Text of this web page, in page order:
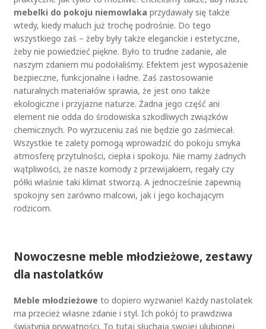
mebelki do pokoju niemowlaka przydawały się także
wtedy, kiedy maluch już trochę podrośnie. Do tego
wszystkiego zaś – żeby były także eleganckie i estetyczne,
żeby nie powiedzieć piękne. Było to trudne zadanie, ale
naszym zdaniem mu podołaliśmy. Efektem jest wyposażenie
bezpieczne, funkcjonalne i ładne. Zaś zastosowanie
naturalnych materiałów sprawia, że jest ono także
ekologiczne i przyjazne naturze. Żadna jego część ani
element nie odda do środowiska szkodliwych związków
chemicznych. Po wyrzuceniu zaś nie będzie go zaśmiecał.
Wszystkie te zalety pomogą wprowadzić do pokoju smyka
atmosferę przytulności, ciepła i spokoju. Nie mamy żadnych
wątpliwości, że nasze komody z przewijakiem, regały czy
półki właśnie taki klimat stworzą. A jednocześnie zapewnią
spokojny sen zarówno malcowi, jak i jego kochającym
rodzicom.
Nowoczesne meble młodzieżowe, zestawy
dla nastolatków
Meble młodzieżowe to dopiero wyzwanie! Każdy nastolatek
ma przecież własne zdanie i styl. Ich pokój to prawdziwa
świątynia prywatności. To tutaj słuchają swojej ulubionej